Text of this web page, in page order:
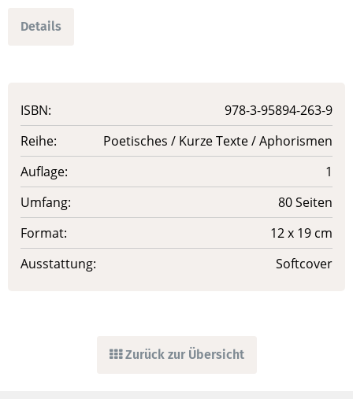
Details
ISBN:
978-3-95894-263-9
Reihe:
Poetisches / Kurze Texte / Aphorismen
Auflage:
1
Umfang:
80 Seiten
Format:
12 x 19 cm
Ausstattung:
Softcover
Zurück zur Übersicht